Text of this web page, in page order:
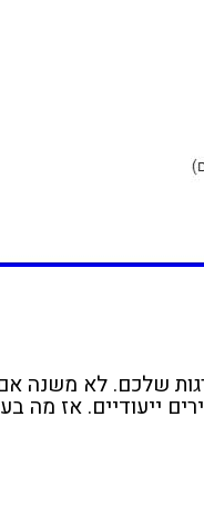
שלכם. לא משנה
ייעודיים. אז מה